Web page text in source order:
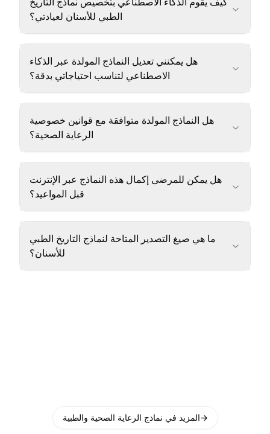
الطبي للأسنان لعيادتي؟
هل يمكنني تعديل النماذج المولدة عبر الذكاء
الاصطناعي لتناسب احتياجاتي بدقة؟
هل النماذج المولدة متوافقة مع قوانين خصوصية
الرعاية الصحية؟
هل يمكن للمرضى إكمال هذه النماذج عبر الإنترنت
قبل المواعيد؟
ما هي صيغ التصدير المتاحة لنماذج التاريخ الطبي
للأسنان؟
المزيد في نماذج الرعاية الصحية والطبية→